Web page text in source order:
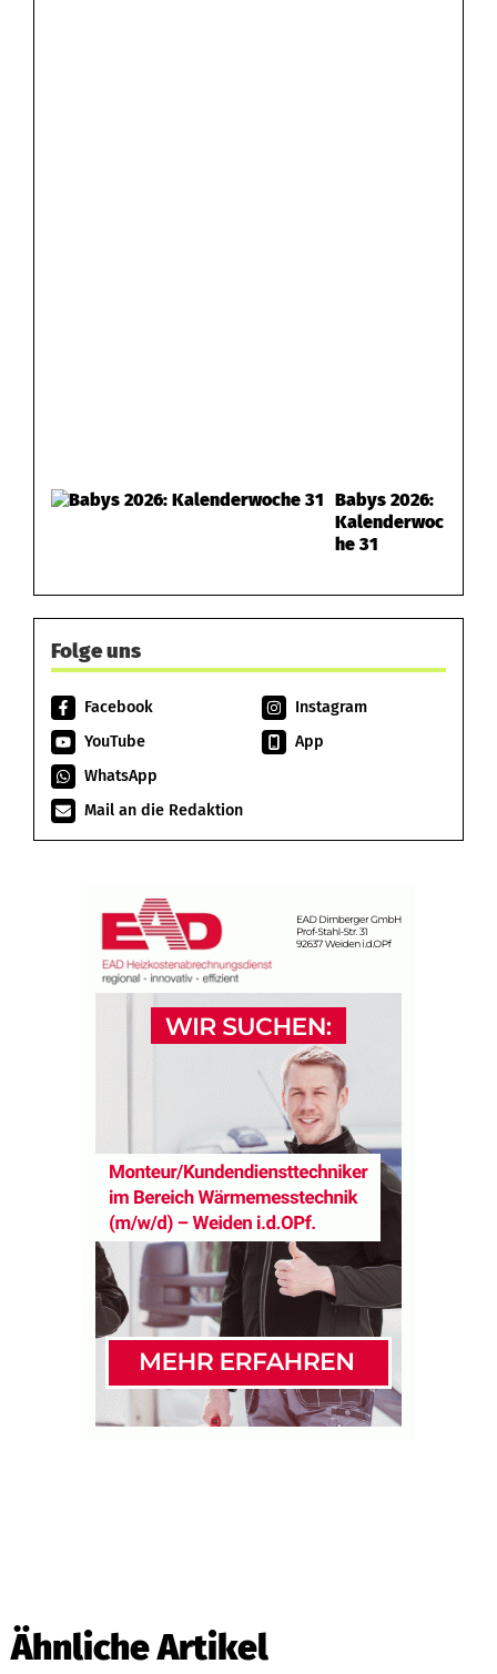
Babys 2026:
Kalenderwoc
he 31
Folge uns
Facebook
Instagram
YouTube
App
WhatsApp
Mail an die Redaktion
Ähnliche Artikel